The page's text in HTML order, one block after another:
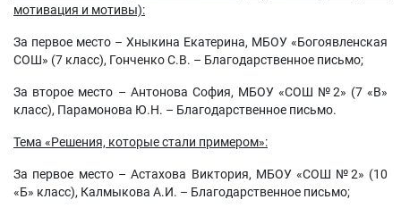
мотивация и мотивы):
За первое место – Хныкина Екатерина, МБОУ «Богоявленская
СОШ» (7 класс), Гонченко С.В. – Благодарственное письмо;
За второе место – Антонова София, МБОУ «СОШ №2» (7 «В»
класс), Парамонова Ю.Н. – Благодарственное письмо.
Тема «Решения, которые стали примером»:
За первое место – Астахова Виктория, МБОУ «СОШ №2» (10
«Б» класс), Калмыкова А.И. – Благодарственное письмо;